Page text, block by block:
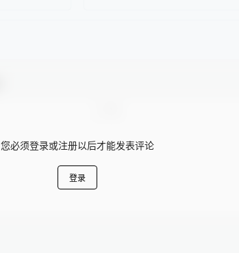
您必须登录或注册以后才能发表评论
登录